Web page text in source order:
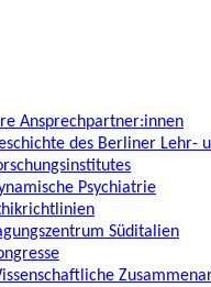
Ansprechpartner:innen
des Berliner Lehr-
Psychiatrie
Süditalien